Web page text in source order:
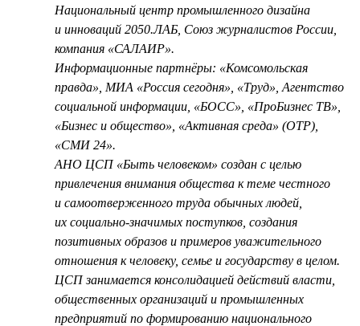
Национальный центр промышленного дизайна
и инноваций 2050.ЛАБ, Союз журналистов России,
компания «САЛАИР».
Информационные партнёры: «Комсомольская
правда», МИА «Россия сегодня», «Труд», Агентство
социальной информации, «БОСС», «ПроБизнес ТВ»,
«Бизнес и общество», «Активная среда» (ОТР),
«СМИ 24».
АНО ЦСП «Быть человеком» создан с целью
привлечения внимания общества к теме честного
и самоотверженного труда обычных людей,
их социально-значимых поступков, создания
позитивных образов и примеров уважительного
отношения к человеку, семье и государству в целом.
ЦСП занимается консолидацией действий власти,
общественных организаций и промышленных
предприятий по формированию национального